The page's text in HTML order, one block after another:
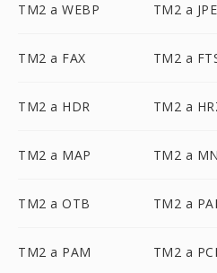
TM2 a WEBP TM2 a
TM2 a FAX TM2 a
TM2 a HDR TM2 a
TM2 a MAP TM2 a
TM2 a OTB TM2 a
TM2 a PAM TM2 a